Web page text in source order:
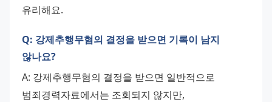
유리해요.
Q: 강제추행무혐의 결정을 받으면 기록이 남지
않나요?
A: 강제추행무혐의 결정을 받으면 일반적으로
범죄경력자료에서는 조회되지 않지만,